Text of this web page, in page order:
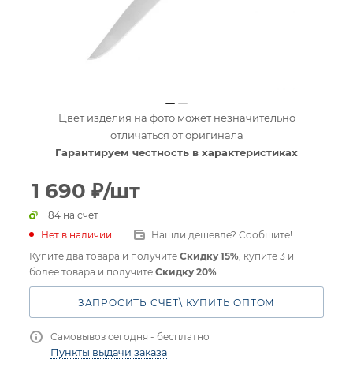
Цвет изделия на фото может незначительно
отличаться от оригинала
Гарантируем честность в характеристиках
1 690 ₽/шт
+ 84 на счет
Нет в наличии
Нашли дешевле? Сообщите!
Купите два товара и получите Скидку 15%, купите 3 и
более товара и получите Скидку 20%.
ЗАПРОСИТЬ СЧЁТ\ КУПИТЬ ОПТОМ
Самовывоз сегодня - бесплатно
Пункты выдачи заказа